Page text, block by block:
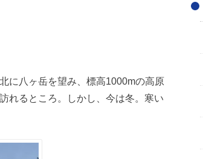
に八ヶ岳を望み、標高1000mの高原
れるところ。しかし、今は冬。寒い